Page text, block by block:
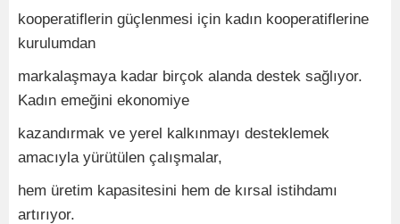
kooperatiflerin güçlenmesi için kadın kooperatiflerine
kurulumdan
markalaşmaya kadar birçok alanda destek sağlıyor.
Kadın emeğini ekonomiye
kazandırmak ve yerel kalkınmayı desteklemek
amacıyla yürütülen çalışmalar,
hem üretim kapasitesini hem de kırsal istihdamı
artırıyor.